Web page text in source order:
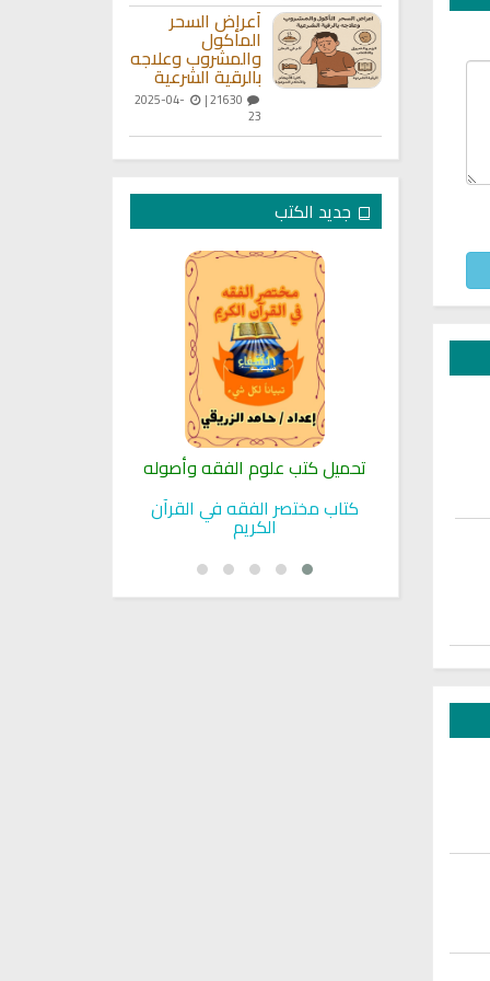
أعراض السحر
المأكول
والمشروب وعلاجه
بالرقية الشرعية
2025-04-
23
جديد الكتب
تحميل كتب علوم الفقه وأصوله
كتاب مختصر الفقه في القرآن
الكريم